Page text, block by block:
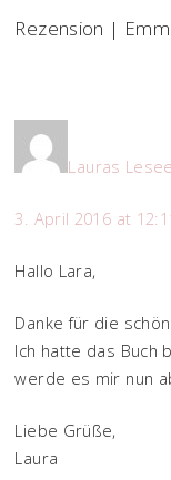
Rezension |
Lauras
3. April 2016 at
Hallo Lara,
Danke für die
Ich hatte das Buch
werde es mir nun
Liebe Grüße,
Laura